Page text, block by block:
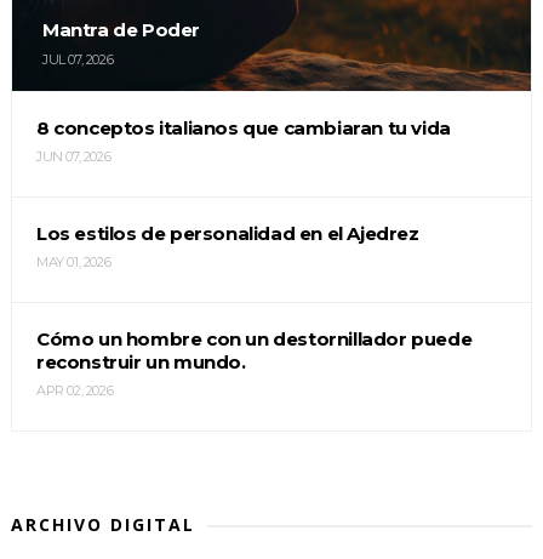
Mantra de Poder
JUL 07, 2026
8 conceptos italianos que cambiaran tu vida
JUN 07, 2026
Los estilos de personalidad en el Ajedrez
MAY 01, 2026
Cómo un hombre con un destornillador puede
reconstruir un mundo.
APR 02, 2026
ARCHIVO DIGITAL